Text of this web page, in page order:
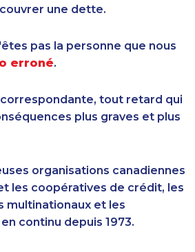
une dette.
pas la personne que nous
erroné.
tout retard qui
plus graves et plus
organisations canadiennes
les coopératives de crédit, les
multinationaux et les
continu depuis 1973.